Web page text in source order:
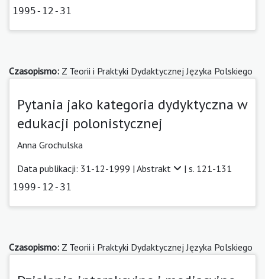
1995-12-31
Czasopismo: Z Teorii i Praktyki Dydaktycznej Języka Polskiego
Pytania jako kategoria dydyktyczna w
edukacji polonistycznej
Anna Grochulska
Data publikacji: 31-12-1999 | Abstrakt | s. 121-131
1999-12-31
Czasopismo: Z Teorii i Praktyki Dydaktycznej Języka Polskiego